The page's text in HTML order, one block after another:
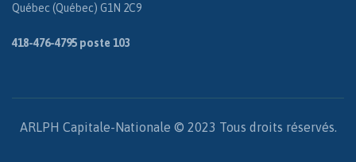
Québec (Québec) G1N 2C9
418-476-4795 poste 103
ARLPH Capitale-Nationale © 2023 Tous droits réservés.